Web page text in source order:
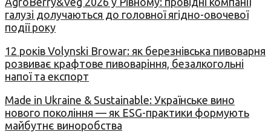
галузі долучаються до головної ягідно-овочевої
події року
12 років Volynski Browar: як березнівська пивоварня
розвиває крафтове пивоваріння, безалкогольні
напої та експорт
Made in Ukraine & Sustainable: Українське вино
нового покоління — як ESG-практики формують
майбутнє виноробства